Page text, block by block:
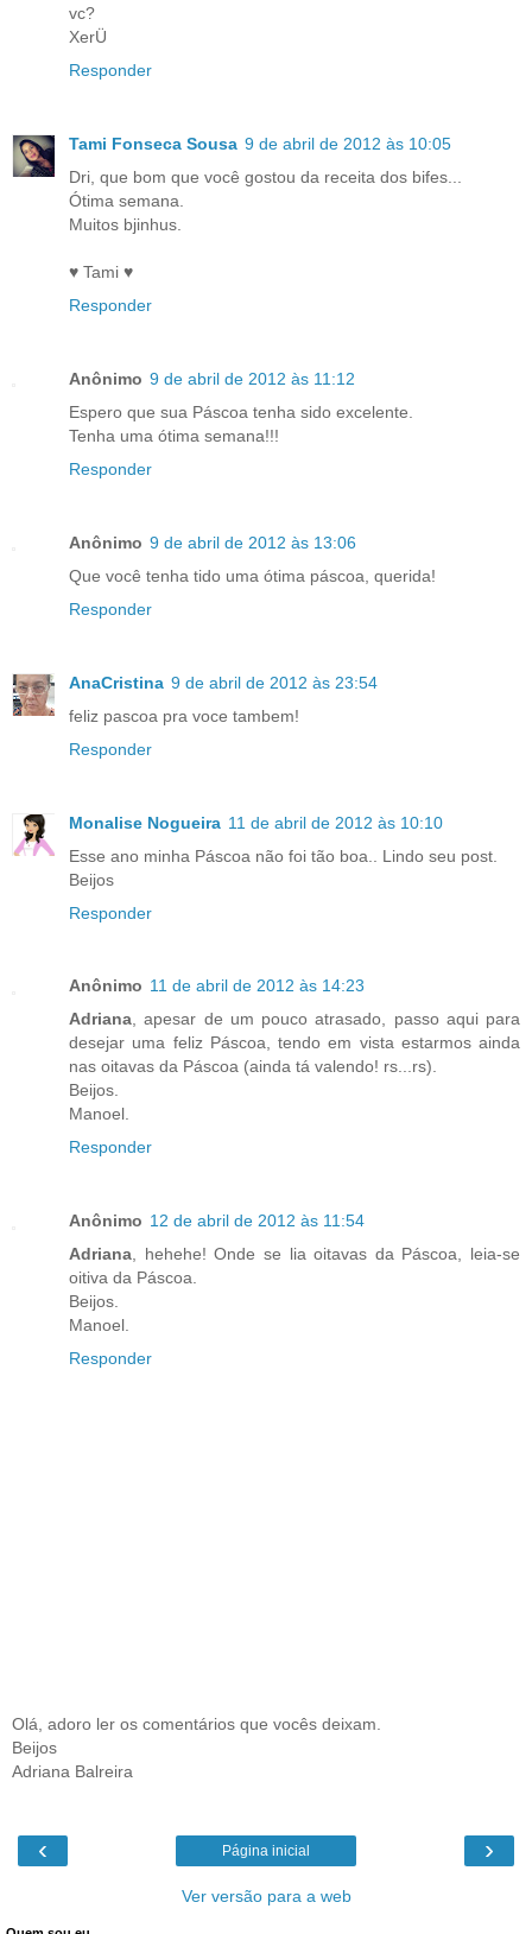
vc?
XerÜ
Responder
Tami Fonseca Sousa 9 de abril de 2012 às 10:05
Dri, que bom que você gostou da receita dos bifes...
Ótima semana.
Muitos bjinhus.
♥ Tami ♥
Responder
Anônimo 9 de abril de 2012 às 11:12
Espero que sua Páscoa tenha sido excelente.
Tenha uma ótima semana!!!
Responder
Anônimo 9 de abril de 2012 às 13:06
Que você tenha tido uma ótima páscoa, querida!
Responder
AnaCristina 9 de abril de 2012 às 23:54
feliz pascoa pra voce tambem!
Responder
Monalise Nogueira 11 de abril de 2012 às 10:10
Esse ano minha Páscoa não foi tão boa.. Lindo seu post.
Beijos
Responder
Anônimo 11 de abril de 2012 às 14:23
Adriana, apesar de um pouco atrasado, passo aqui para
desejar uma feliz Páscoa, tendo em vista estarmos ainda
nas oitavas da Páscoa (ainda tá valendo! rs...rs).
Beijos.
Manoel.
Responder
Anônimo 12 de abril de 2012 às 11:54
Adriana, hehehe! Onde se lia oitavas da Páscoa, leia-se
oitiva da Páscoa.
Beijos.
Manoel.
Responder
Olá, adoro ler os comentários que vocês deixam.
Beijos
Adriana Balreira
‹ ›
Página inicial
Ver versão para a web